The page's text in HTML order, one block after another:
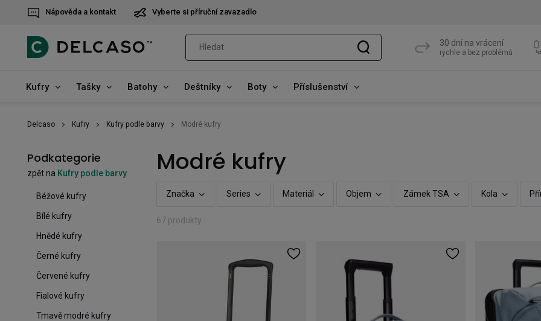
Nápověda a kontakt Vyberte si příruční zavazadlo
30 dní na vrácení
rychle a bez problémů
Kufry Tašky Batohy Deštníky Boty Příslušenství
Delcaso Kufry Kufry podle barvy Modré kufry
Podkategorie
zpět na Kufry podle barvy
Béžové kufry
Bílé kufry
Hnědé kufry
Černé kufry
Červené kufry
Fialové kufry
Tmavě modré kufry
Modré kufry
Značka Series Materiál Objem Zámek TSA Kola
67 produkty